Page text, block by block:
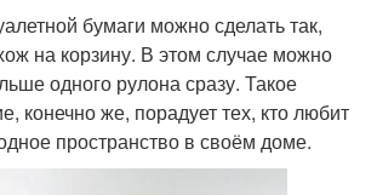
бумаги можно сделать так,
на корзину. В этом случае можно
одного рулона сразу. Такое
конечно же, порадует тех, кто любит
пространство в своём доме.